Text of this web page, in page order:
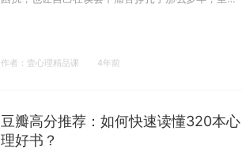
作者：壹心理精品课 4年前
豆瓣高分推荐：如何快速读懂320本心
理好书？